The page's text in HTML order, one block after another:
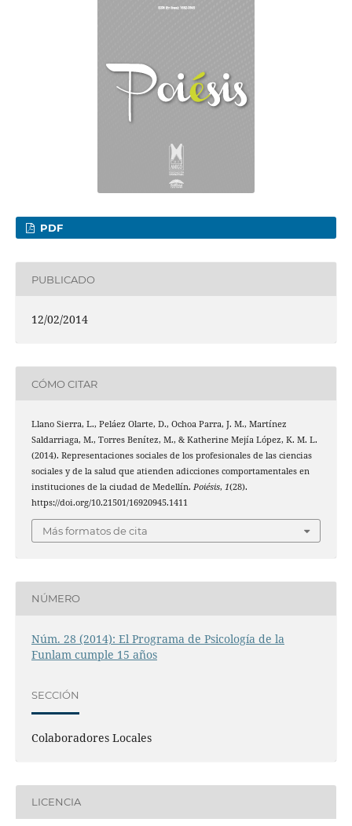
PDF
PUBLICADO
12/02/2014
CÓMO CITAR
Llano Sierra, L., Peláez Olarte, D., Ochoa Parra, J. M., Martínez
Saldarriaga, M., Torres Benítez, M., & Katherine Mejía López, K. M. L.
(2014). Representaciones sociales de los profesionales de las ciencias
sociales y de la salud que atienden adicciones comportamentales en
instituciones de la ciudad de Medellín. Poiésis, 1(28).
https://doi.org/10.21501/16920945.1411
Más formatos de cita
NÚMERO
Núm. 28 (2014): El Programa de Psicología de la
Funlam cumple 15 años
SECCIÓN
Colaboradores Locales
LICENCIA